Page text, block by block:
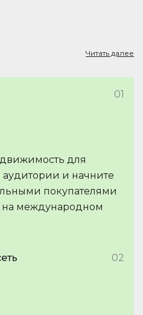
Читать далее
01
для
и начните
покупателями
на международном
02